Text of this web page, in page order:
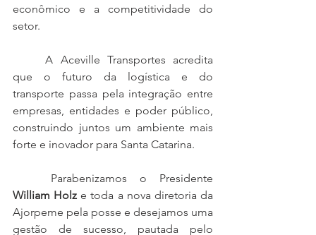
econômico e a competitividade do
setor.
	A Aceville Transportes acredita
que o futuro da logística e do
transporte passa pela integração entre
empresas, entidades e poder público,
construindo juntos um ambiente mais
forte e inovador para Santa Catarina.
William Holz e toda a nova diretoria da
Ajorpeme pela posse e desejamos uma
gestão de sucesso, pautada pelo